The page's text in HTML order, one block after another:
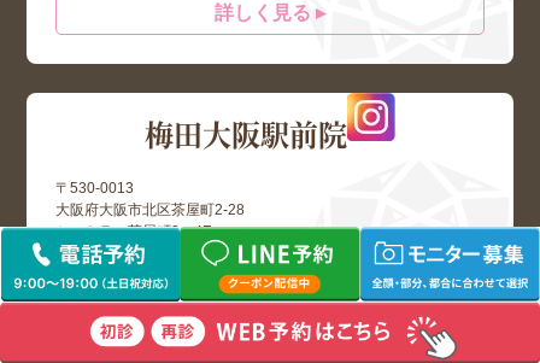
詳しく見る ▸
梅田大阪駅前院
〒530-0013
大阪府大阪市北区茶屋町2-28
セントラル茶屋町3・4F
地図を見る
詳しく見る ▸